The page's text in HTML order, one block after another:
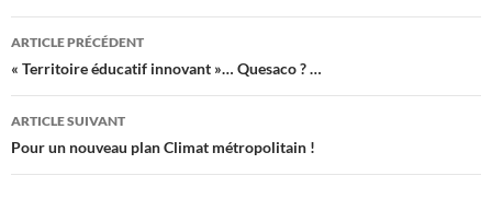
Navigation
des
articles
ARTICLE PRÉCÉDENT
« Territoire éducatif innovant »… Quesaco ? …
ARTICLE SUIVANT
Pour un nouveau plan Climat métropolitain !